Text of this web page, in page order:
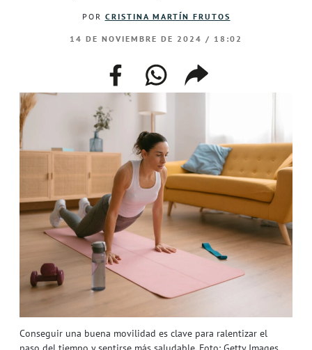
Conseguir una buena movilidad es clave para ralentizar el
POR CRISTINA MARTÍN FRUTOS
14 DE NOVIEMBRE DE 2024 / 18:02
facebookwhatsappcompartir
enlace